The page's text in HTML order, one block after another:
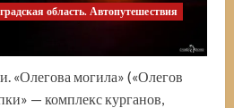
область. Автопутешествия
«Олегова могила» («Олегов
— комплекс курганов,